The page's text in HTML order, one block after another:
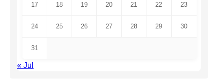
17 18 19 20 21 22 23
24 25 26 27 28 29 30
31
« Jul